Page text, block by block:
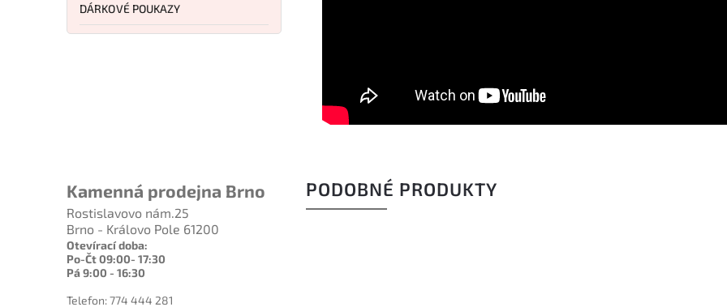
DÁRKOVÉ POUKAZY
Kamenná prodejna Brno
Rostislavovo nám.25
Brno - Královo Pole 61200
Otevírací doba:
Po-Čt 09:00- 17:30
Pá 9:00 - 16:30
Telefon: 774 444 281
PODOBNÉ PRODUKTY